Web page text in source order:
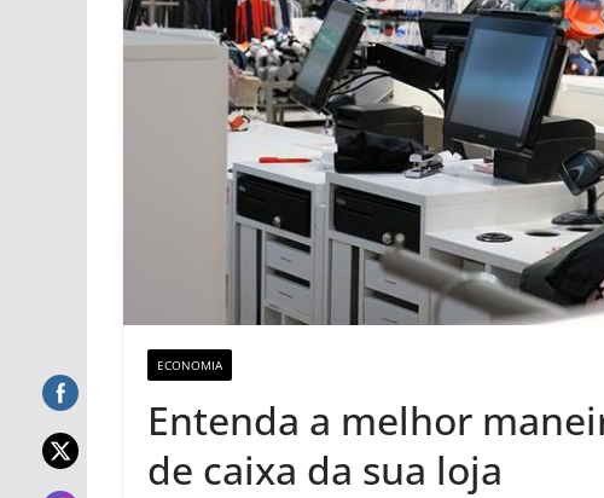
ECONOMIA
Entenda a melhor
de caixa da sua loja